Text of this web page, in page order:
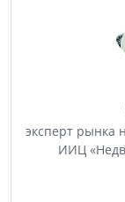
эксперт рынка
ИИЦ